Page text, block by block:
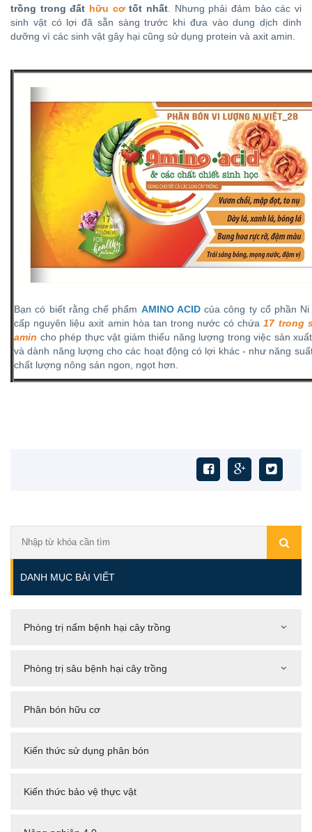
trồng trong đất hữu cơtốt nhất . Nhưng phải đảm bảo các vi
sinh vật có lợi đã sẵn sàng trước khi đưa vào dung dịch dinh
dưỡng vì các sinh vật gây hại cũng sử dụng protein và axit amin.
Bạn có biết rằng chế phẩm AMINO ACIDcủa công ty cổ phần Ni
cấp nguyên liệu axit amin hòa tan trong nước có chứa17 trong
amin cho phép thực vật giảm thiểu năng lượng trong việc sản
và dành năng lượng cho các hoạt động có lợi khác - như năng
chất lượng nông sản ngon, ngọt hơn.
DANH MỤC BÀI VIẾT
Phòng trị nấm bệnh hại cây trồng
Phòng trị sâu bệnh hại cây trồng
Phân bón hữu cơ
Kiến thức sử dụng phân bón
Kiến thức bảo vệ thực vật